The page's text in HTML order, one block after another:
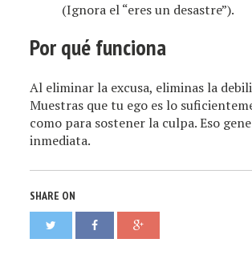
(Ignora el “eres un desastre”).
Por qué funciona
Al eliminar la excusa, eliminas la
Muestras que tu ego es lo
como para sostener la culpa. Eso
inmediata.
SHARE ON